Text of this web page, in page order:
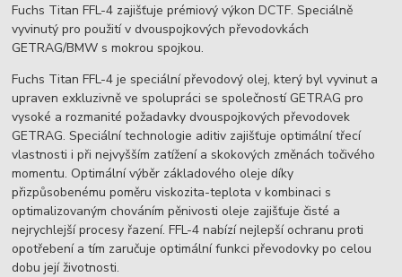
Fuchs Titan FFL-4 zajišťuje prémiový výkon DCTF. Speciálně
vyvinutý pro použití v dvouspojkových převodovkách
GETRAG/BMW s mokrou spojkou.
Fuchs Titan FFL-4 je speciální převodový olej, který byl vyvinut a
upraven exkluzivně ve spolupráci se společností GETRAG pro
vysoké a rozmanité požadavky dvouspojkových převodovek
GETRAG. Speciální technologie aditiv zajišťuje optimální třecí
vlastnosti i při nejvyšším zatížení a skokových změnách točivého
momentu. Optimální výběr základového oleje díky
přizpůsobenému poměru viskozita-teplota v kombinaci s
optimalizovaným chováním pěnivosti oleje zajišťuje čisté a
nejrychlejší procesy řazení. FFL-4 nabízí nejlepší ochranu proti
opotřebení a tím zaručuje optimální funkci převodovky po celou
dobu její životnosti.